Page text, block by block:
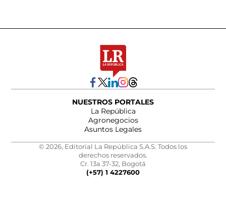
NUESTROS PORTALES
La República
Agronegocios
Asuntos Legales
© 2026, Editorial La República S.A.S. Todos los
derechos reservados.
Cr. 13a 37-32, Bogotá
(+57) 1 4227600